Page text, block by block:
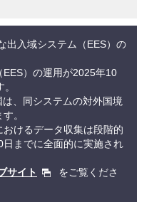
出入域システム（EES）の
）の運用が2025年10
、同システムの対外国境
。
けるデータ収集は段階的
までに全面的に実施され
サイト
をご覧くださ